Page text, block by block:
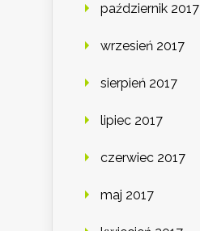
październik 2017
wrzesień 2017
sierpień 2017
lipiec 2017
czerwiec 2017
maj 2017